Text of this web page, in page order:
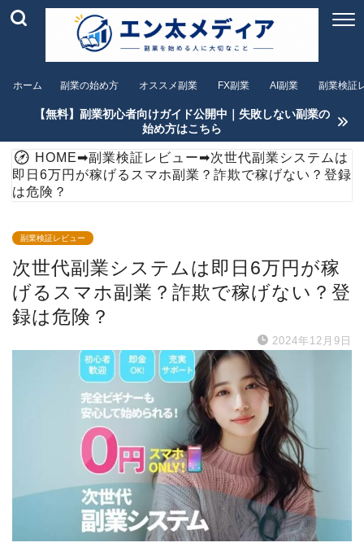
ホーム 副業の始め方 オススメ副業 FX副業 AI副業 副業検証
【無料】副業初心者向けガイド公開中｜失敗しない副業の
始め方はこちら
HOME➡副業検証レビュー➡次世代副業システムは
即日6万円が稼げるスマホ副業？詐欺で稼げない？登録
は危険？
副業検証レビュー
次世代副業システムは即日6万円が稼
げるスマホ副業？詐欺で稼げない？登
録は危険？
2024年12月9日